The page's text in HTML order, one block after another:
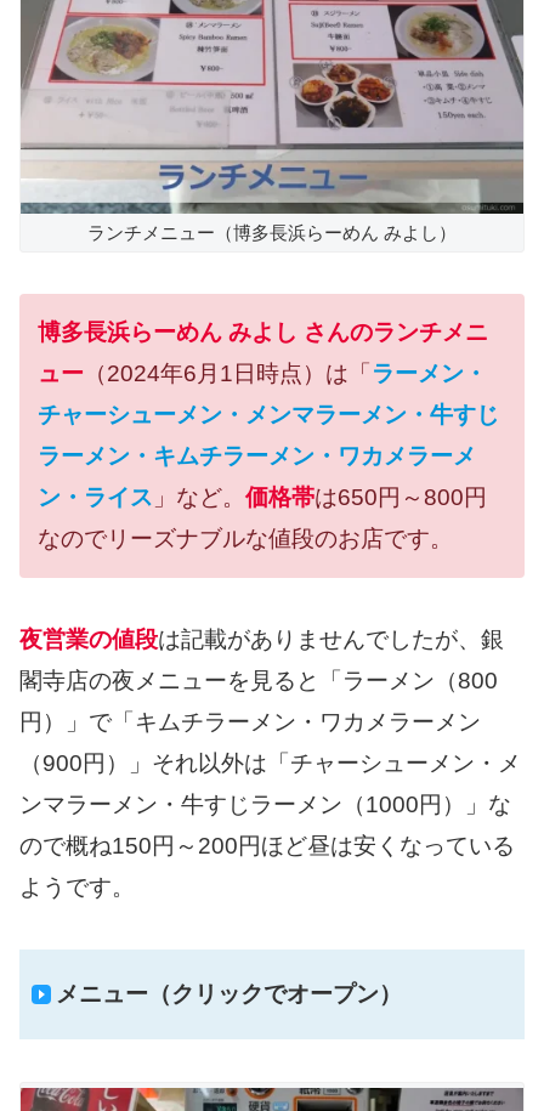
ランチメニュー（博多長浜らーめん みよし）
博多長浜らーめん みよし さんのランチメニ
ュー （2024年6月1日時点）は「 ラーメン・
チャーシューメン・メンマラーメン・牛すじ
ラーメン・キムチラーメン・ワカメラーメ
ン・ライス 」など。 価格帯は650円～800円
なのでリーズナブルな値段のお店です。
夜営業の値段は記載がありませんでしたが、銀
閣寺店の夜メニューを見ると「ラーメン（800
円）」で「キムチラーメン・ワカメラーメン
（900円）」それ以外は「チャーシューメン・メ
ンマラーメン・牛すじラーメン（1000円）」な
ので概ね150円～200円ほど昼は安くなっている
ようです。
メニュー（クリックでオープン）